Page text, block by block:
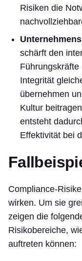
Risiken die
schärft den
Führungskräfte
Integrität
übernehmen
Kultur
entsteht
Effektivität bei
Compliance-
wirken. Um sie
zeigen die
Risikobereiche,
auftreten können: